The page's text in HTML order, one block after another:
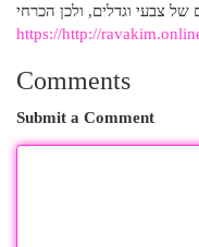
של צבעי וגדלים, ולכן הכרחי
https://http://
Comments
Submit a Comment